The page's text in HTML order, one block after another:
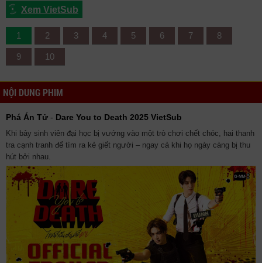
Xem VietSub
1 2 3 4 5 6 7 8
9 10
NỘI DUNG PHIM
Phá Án Tử - Dare You to Death 2025 VietSub
Khi bảy sinh viên đại học bị vướng vào một trò chơi chết chóc, hai thanh
tra cạnh tranh để tìm ra kẻ giết người – ngay cả khi họ ngày càng bị thu
hút bởi nhau.